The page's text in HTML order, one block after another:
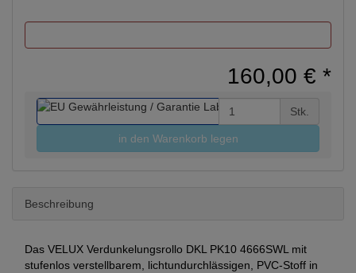
160,00 € *
Stk.
in den Warenkorb legen
Beschreibung
Das VELUX Verdunkelungsrollo DKL PK10 4666SWL mit
stufenlos verstellbarem, lichtundurchlässigen, PVC-Stoff in